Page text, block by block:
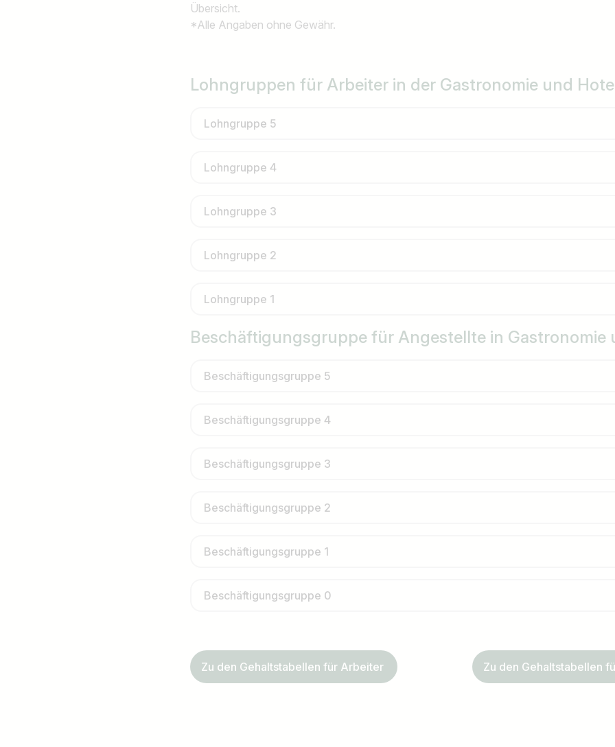
Übersicht.
*Alle Angaben ohne Gewähr.
Lohngruppen für Arbeiter in der Gastronomie und
Lohngruppe 5
Lohngruppe 4
Lohngruppe 3
Lohngruppe 2
Lohngruppe 1
Beschäftigungsgruppe für Angestellte in Gastronomie
Beschäftigungsgruppe 5
Beschäftigungsgruppe 4
Beschäftigungsgruppe 3
Beschäftigungsgruppe 2
Beschäftigungsgruppe 1
Beschäftigungsgruppe 0
Zu den Gehaltstabellen für Arbeiter Zu den Gehaltstabellen